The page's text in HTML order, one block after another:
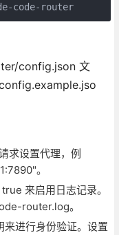
code-router
config.json 文
求设置代理，例
。
来启用日志记录。
router.log。
进行身份验证。设置